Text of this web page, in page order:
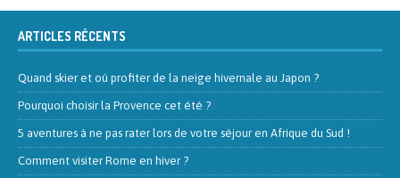
ARTICLES RÉCENTS
Quand skier et où profiter de la neige hivernale au Japon ?
Pourquoi choisir la Provence cet été ?
5 aventures à ne pas rater lors de votre séjour en Afrique du Sud !
Comment visiter Rome en hiver ?